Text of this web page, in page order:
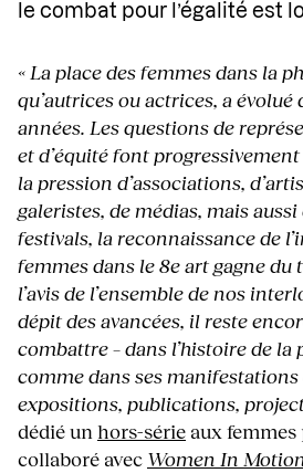
le combat pour l’égalité est
« La place des femmes dans la
qu’autrices ou actrices, a évolué
années. Les questions de
et d’équité font
la pression d’associations,
galeristes, de médias, mais
festivals, la reconnaissance de
femmes dans le 8e art gagne du
l’avis de l’ensemble de nos
dépit des avancées, il reste
combattre – dans l’histoire de la
comme dans ses
expositions, publications,
dédié un hors-série aux
collaboré avec Women In